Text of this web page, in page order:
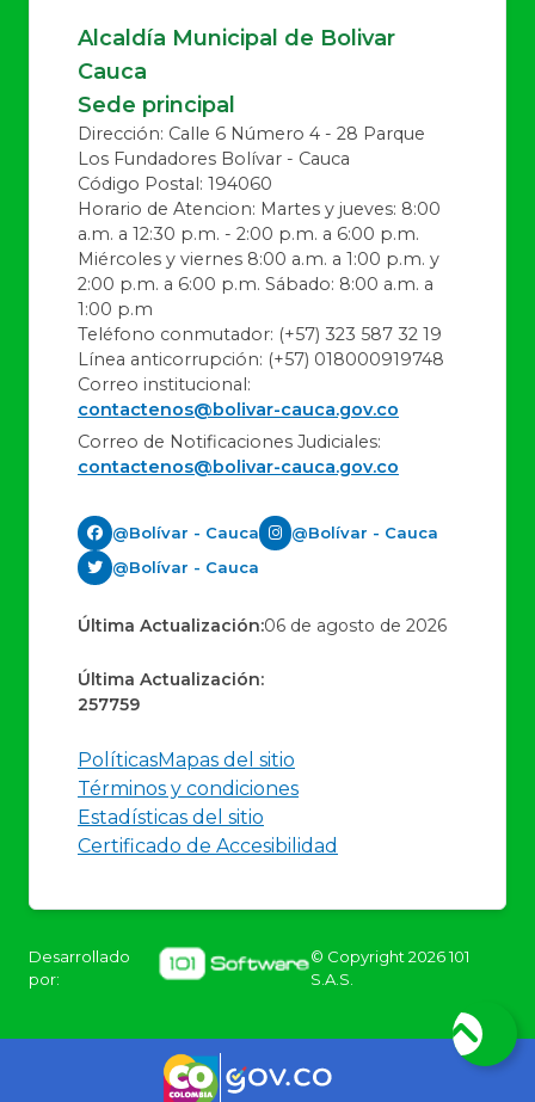
Alcaldía Municipal de Bolivar
Cauca
Sede principal
Dirección: Calle 6 Número 4 - 28 Parque
Los Fundadores Bolívar - Cauca
Código Postal: 194060
Horario de Atencion: Martes y jueves: 8:00
a.m. a 12:30 p.m. - 2:00 p.m. a 6:00 p.m.
Miércoles y viernes 8:00 a.m. a 1:00 p.m. y
2:00 p.m. a 6:00 p.m. Sábado: 8:00 a.m. a
1:00 p.m
Teléfono conmutador: (+57) 323 587 32 19
Línea anticorrupción: (+57) 018000919748
Correo institucional:
contactenos@bolivar-cauca.gov.co
Correo de Notificaciones Judiciales:
contactenos@bolivar-cauca.gov.co
@Bolívar - Cauca
@Bolívar - Cauca
@Bolívar - Cauca
Última Actualización:06 de agosto de 2026
Última Actualización:
257759
PolíticasMapas del sitio
Términos y condiciones
Estadísticas del sitio
Certificado de Accesibilidad
Desarrollado
por:
© Copyright2026101
S.A.S.